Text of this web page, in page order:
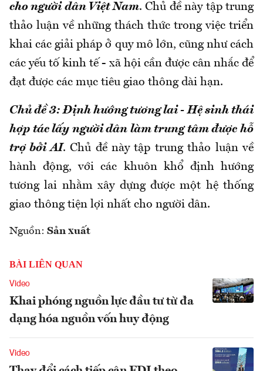
cho người dân Việt Nam. Chủ đề này tập trung
thảo luận về những thách thức trong việc triển
khai các giải pháp ở quy mô lớn, cũng như cách
các yếu tố kinh tế - xã hội cần được cân nhắc để
đạt được các mục tiêu giao thông dài hạn.
Chủ đề3: Định hướng tương lai - Hệ sinh thái
hợp tác lấy người dân làm trung tâm được hỗ
trợ bởi AI. Chủ đề này tập trung thảo luận về
hành động, với các khuôn khổ định hướng
tương lai nhằm xây dựng được một hệ thống
giao thông tiện lợi nhất cho người dân.
Nguồn: Sản xuất
BÀI LIÊN QUAN
Video
Khai phóng nguồn lực đầu tư từ đa
dạng hóa nguồn vốn huy động
Video